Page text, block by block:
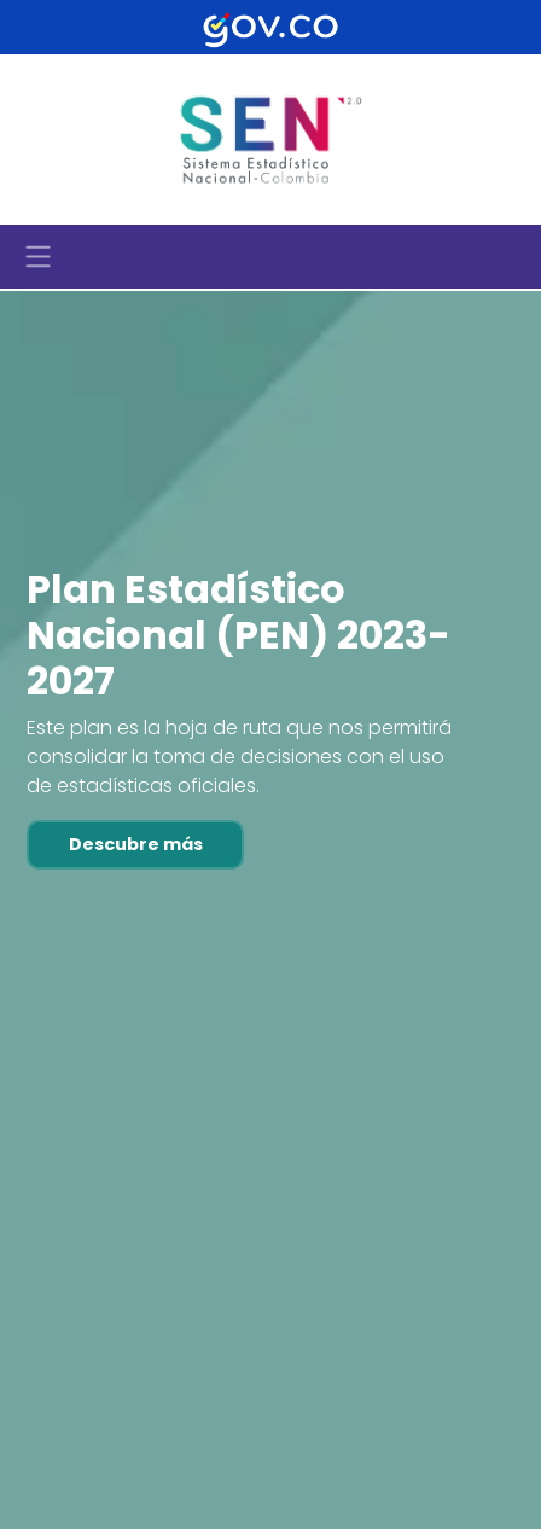
Pasar al contenido principal
Plan Estadístico
Nacional (PEN) 2023-
2027
Este plan es la hoja de ruta que nos permitirá
consolidar la toma de decisiones con el uso
de estadísticas oficiales.
Descubre más